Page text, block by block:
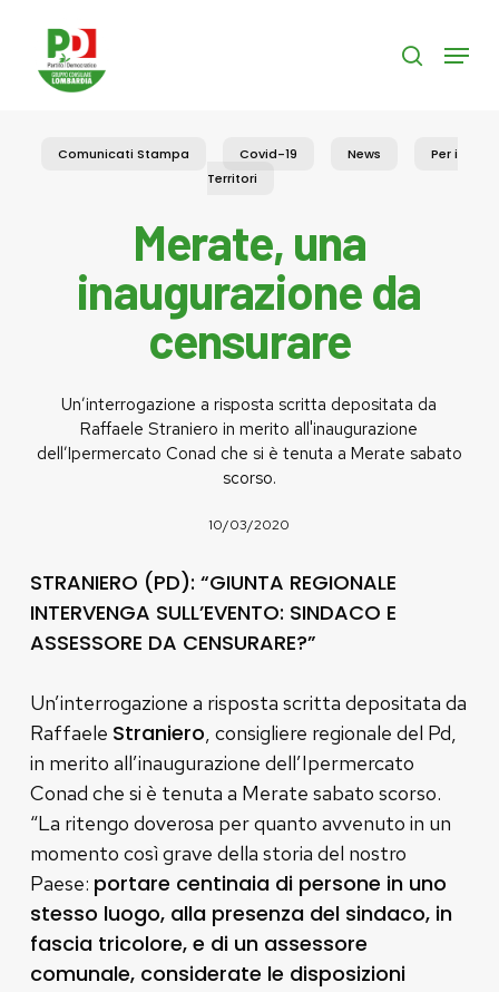
content
search
Menu
Comunicati Stampa Covid-19 News
Per i
Territori
Merate, una
inaugurazione da
censurare
Un’interrogazione a risposta scritta depositata da
Raffaele Straniero in merito all'inaugurazione
dell’Ipermercato Conad che si è tenuta a Merate sabato
scorso.
10/03/2020
STRANIERO (PD): “GIUNTA REGIONALE
INTERVENGA SULL’EVENTO: SINDACO E
ASSESSORE DA CENSURARE?”
Un’interrogazione a risposta scritta depositata da
Raffaele Straniero, consigliere regionale del Pd,
in merito all’inaugurazione dell’Ipermercato
Conad che si è tenuta a Merate sabato scorso.
“La ritengo doverosa per quanto avvenuto in un
momento così grave della storia del nostro
Paese: portare centinaia di persone in uno
stesso luogo, alla presenza del sindaco, in
fascia tricolore, e di un assessore
comunale, considerate le disposizioni